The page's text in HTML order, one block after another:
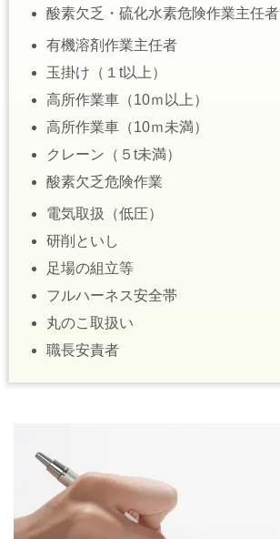
酸素欠乏・硫化水素危険作業主任者
有機溶剤作業主任者
玉掛け（１t以上）
高所作業車（10ｍ以上）
高所作業車（10ｍ未満）
クレーン（５t未満）
酸素欠乏危険作業
電気取扱（低圧）
研削といし
足場の組立等
フルハーネス安全帯
丸のこ取扱い
職長安責者